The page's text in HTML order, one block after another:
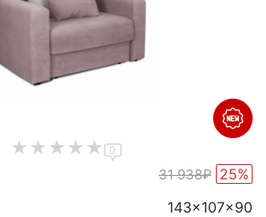
0
31 938₽ 25%
143x107x90